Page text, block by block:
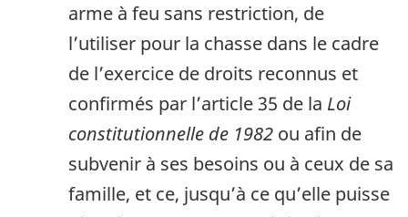
arme à feu sans restriction, de
l’utiliser pour la chasse dans le cadre
de l’exercice de droits reconnus et
confirmés par l’article 35 de la Loi
constitutionnelle de 1982 ou afin de
subvenir à ses besoins ou à ceux de sa
famille, et ce, jusqu’à ce qu’elle puisse